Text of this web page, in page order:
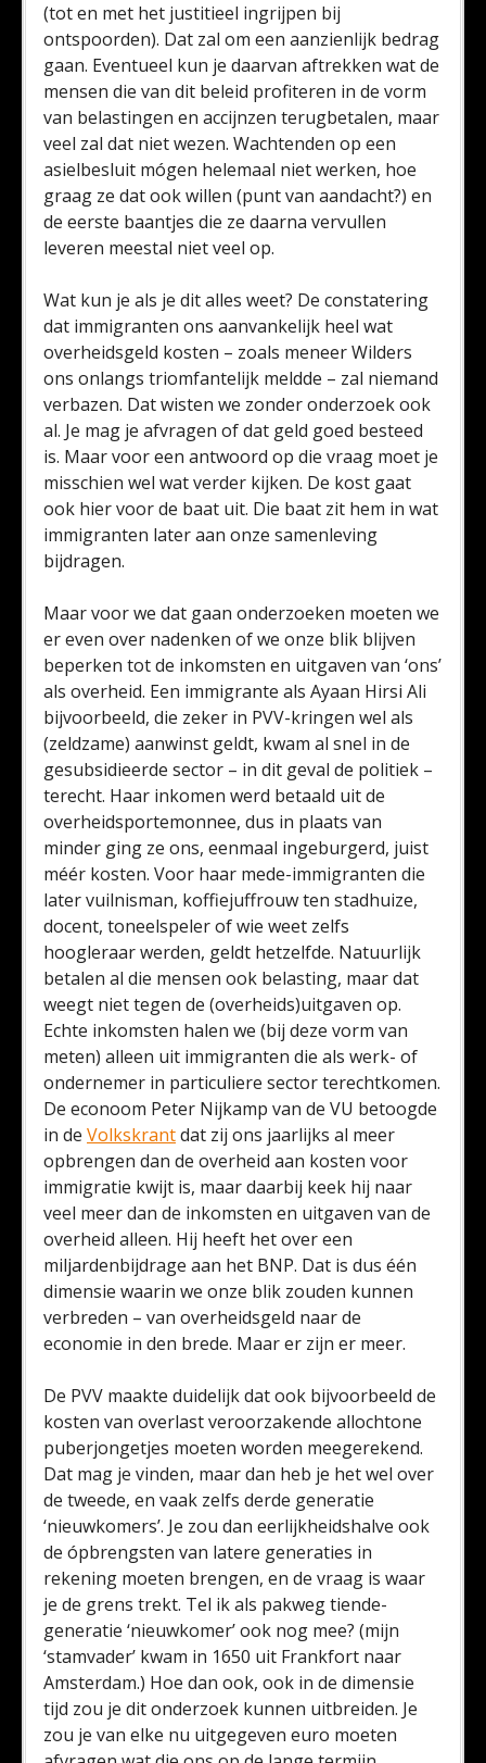
(tot en met het justitieel ingrijpen bij
ontspoorden). Dat zal om een aanzienlijk bedrag
gaan. Eventueel kun je daarvan aftrekken wat de
mensen die van dit beleid profiteren in de vorm
van belastingen en accijnzen terugbetalen, maar
veel zal dat niet wezen. Wachtenden op een
asielbesluit mógen helemaal niet werken, hoe
graag ze dat ook willen (punt van aandacht?) en
de eerste baantjes die ze daarna vervullen
leveren meestal niet veel op.
Wat kun je als je dit alles weet? De constatering
dat immigranten ons aanvankelijk heel wat
overheidsgeld kosten – zoals meneer Wilders
ons onlangs triomfantelijk meldde – zal niemand
verbazen. Dat wisten we zonder onderzoek ook
al. Je mag je afvragen of dat geld goed besteed
is. Maar voor een antwoord op die vraag moet je
misschien wel wat verder kijken. De kost gaat
ook hier voor de baat uit. Die baat zit hem in wat
immigranten later aan onze samenleving
bijdragen.
Maar voor we dat gaan onderzoeken moeten we
er even over nadenken of we onze blik blijven
beperken tot de inkomsten en uitgaven van ‘ons’
als overheid. Een immigrante als Ayaan Hirsi Ali
bijvoorbeeld, die zeker in PVV-kringen wel als
(zeldzame) aanwinst geldt, kwam al snel in de
gesubsidieerde sector – in dit geval de politiek –
terecht. Haar inkomen werd betaald uit de
overheidsportemonnee, dus in plaats van
minder ging ze ons, eenmaal ingeburgerd, juist
méér kosten. Voor haar mede-immigranten die
later vuilnisman, koffiejuffrouw ten stadhuize,
docent, toneelspeler of wie weet zelfs
hoogleraar werden, geldt hetzelfde. Natuurlijk
betalen al die mensen ook belasting, maar dat
weegt niet tegen de (overheids)uitgaven op.
Echte inkomsten halen we (bij deze vorm van
meten) alleen uit immigranten die als werk- of
ondernemer in particuliere sector terechtkomen.
De econoom Peter Nijkamp van de VU betoogde
in de Volkskrantdat zij ons jaarlijks al meer
opbrengen dan de overheid aan kosten voor
immigratie kwijt is, maar daarbij keek hij naar
veel meer dan de inkomsten en uitgaven van de
overheid alleen. Hij heeft het over een
miljardenbijdrage aan het BNP. Dat is dus één
dimensie waarin we onze blik zouden kunnen
verbreden – van overheidsgeld naar de
economie in den brede. Maar er zijn er meer.
De PVV maakte duidelijk dat ook bijvoorbeeld de
kosten van overlast veroorzakende allochtone
puberjongetjes moeten worden meegerekend.
Dat mag je vinden, maar dan heb je het wel over
de tweede, en vaak zelfs derde generatie
‘nieuwkomers’. Je zou dan eerlijkheidshalve ook
de ópbrengsten van latere generaties in
rekening moeten brengen, en de vraag is waar
je de grens trekt. Tel ik als pakweg tiende-
generatie ‘nieuwkomer’ ook nog mee? (mijn
‘stamvader’ kwam in 1650 uit Frankfort naar
Amsterdam.) Hoe dan ook, ook in de dimensie
tijd zou je dit onderzoek kunnen uitbreiden. Je
zou je van elke nu uitgegeven euro moeten